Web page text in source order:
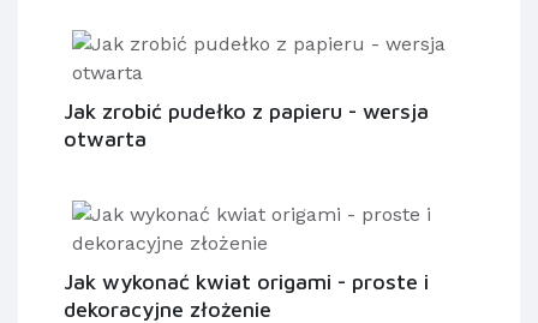
Jak zrobić pudełko z papieru - wersja
otwarta
Jak wykonać kwiat origami - proste i
dekoracyjne złożenie